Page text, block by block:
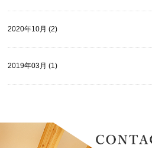
2020年10月 (2)
2019年03月 (1)